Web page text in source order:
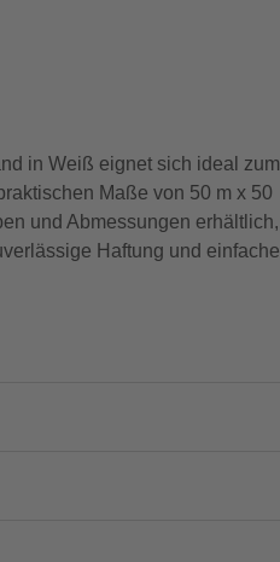
in Weiß eignet sich ideal zum
Maße von 50 m x 50
und Abmessungen erhältlich,
Haftung und einfache